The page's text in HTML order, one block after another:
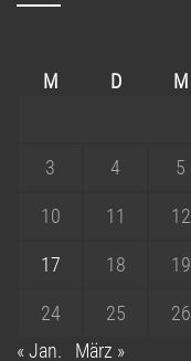
M
D M
3 4 5
10 11 12
17 18 19
24 25 26
« Jan.
März »